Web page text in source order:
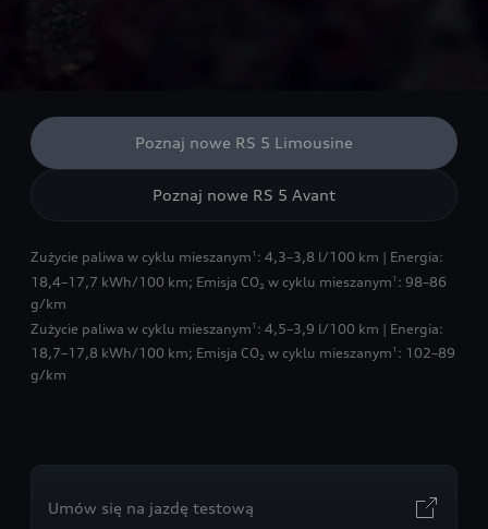
Poznaj nowe RS 5 Limousine
Poznaj nowe RS 5 Avant
Zużycie paliwa w cyklu mieszanym 1 : 4,3–3,8 l/100 km | Energia:
18,4–17,7 kWh/100 km; Emisja CO₂ w cyklu mieszanym 1 : 98–86
g/km
Zużycie paliwa w cyklu mieszanym 1 : 4,5–3,9 l/100 km | Energia:
18,7–17,8 kWh/100 km; Emisja CO₂ w cyklu mieszanym 1 : 102–89
g/km
Umów się na jazdę testową